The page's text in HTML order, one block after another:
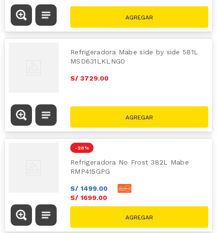
Refrigeradora Mabe side by side 581L
MSD631LKLNG0
S/ 3729.00
-28 %
Refrigeradora No Frost 382L Mabe
RMP415GPG
S/ 1499.00
S/ 1699.00
S/2369.00